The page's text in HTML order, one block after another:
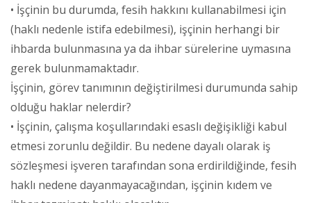
• İşçinin bu durumda, fesih hakkını kullanabilmesi için
(haklı nedenle istifa edebilmesi), işçinin herhangi bir
ihbarda bulunmasına ya da ihbar sürelerine uymasına
gerek bulunmamaktadır.
İşçinin, görev tanımının değiştirilmesi durumunda sahip
olduğu haklar nelerdir?
• İşçinin, çalışma koşullarındaki esaslı değişikliği kabul
etmesi zorunlu değildir. Bu nedene dayalı olarak iş
sözleşmesi işveren tarafından sona erdirildiğinde, fesih
haklı nedene dayanmayacağından, işçinin kıdem ve